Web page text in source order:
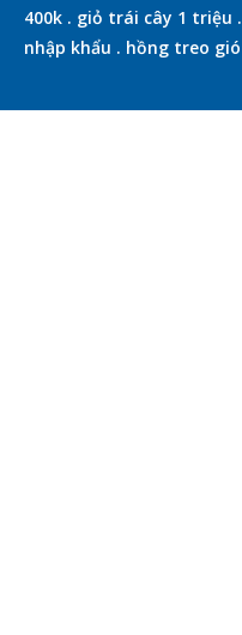
400k . giỏ trái cây 1 triệu .
nhập khẩu . hồng treo gió